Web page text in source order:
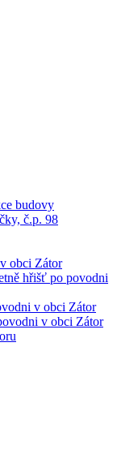
budovy
č.p. 98
obci Zátor
hřišť po povodni
v obci Zátor
v obci Zátor